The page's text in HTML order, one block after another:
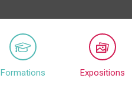
Formations Expositions